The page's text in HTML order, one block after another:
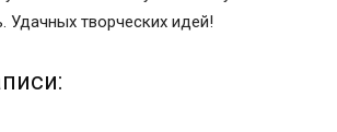
Удачных творческих идей!